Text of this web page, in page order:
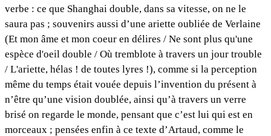
verbe : ce que Shanghai double, dans sa vitesse, on ne le
saura pas ; souvenirs aussi d’une ariette oubliée de Verlaine
(Et mon âme et mon coeur en délires / Ne sont plus qu'une
espèce d'oeil double / Où tremblote à travers un jour trouble
/ L'ariette, hélas ! de toutes lyres !), comme si la perception
même du temps était vouée depuis l’invention du présent à
n’être qu’une vision doublée, ainsi qu’à travers un verre
brisé on regarde le monde, pensant que c’est lui qui est en
morceaux ; pensées enfin à ce texte d’Artaud, comme le